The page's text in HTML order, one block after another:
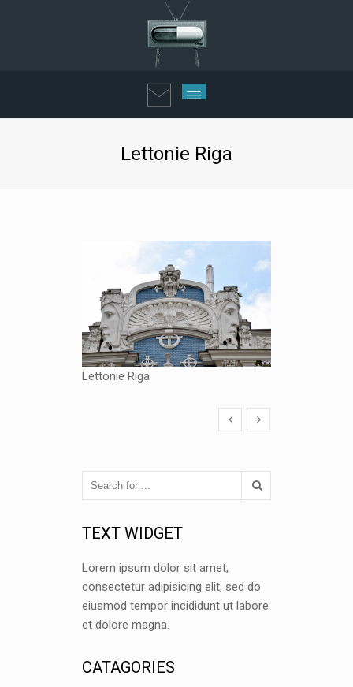
Lettonie Riga
Lettonie Riga
TEXT WIDGET
Lorem ipsum dolor sit amet,
consectetur adipisicing elit, sed do
eiusmod tempor incididunt ut labore
et dolore magna.
CATAGORIES